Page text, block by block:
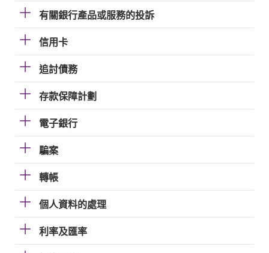
有關銀行產品或服務的投訴
信用卡
追討債務
存款保障計劃
電子銀行
騙案
轉帳
個人資料的處理
利率及匯率